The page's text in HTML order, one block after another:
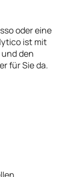
oder eine
ist mit
den
für Sie da.